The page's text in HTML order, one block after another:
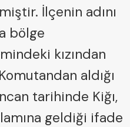
İlçenin adını
bölge
kızından
aldığı
tarihinde Kiğı,
geldiği ifade